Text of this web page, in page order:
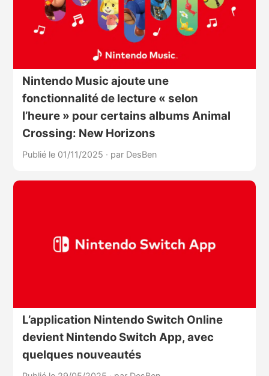
Nintendo Music ajoute une
fonctionnalité de lecture « selon
l’heure » pour certains albums Animal
Crossing: New Horizons
Publié le 01/11/2025 · par DesBen
L’application Nintendo Switch Online
devient Nintendo Switch App, avec
quelques nouveautés